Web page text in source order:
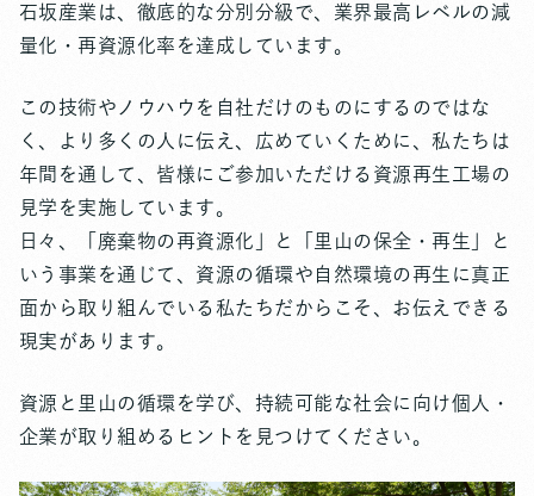
石坂産業は、徹底的な分別分級で、業界最高レベルの減
量化・再資源化率を達成しています。
この技術やノウハウを自社だけのものにするのではな
く、より多くの人に伝え、広めていくために、私たちは
年間を通して、皆様にご参加いただける資源再生工場の
見学を実施しています。
日々、「廃棄物の再資源化」と「里山の保全・再生」と
いう事業を通じて、資源の循環や自然環境の再生に真正
面から取り組んでいる私たちだからこそ、お伝えできる
現実があります。
資源と里山の循環を学び、持続可能な社会に向け個人・
企業が取り組めるヒントを見つけてください。